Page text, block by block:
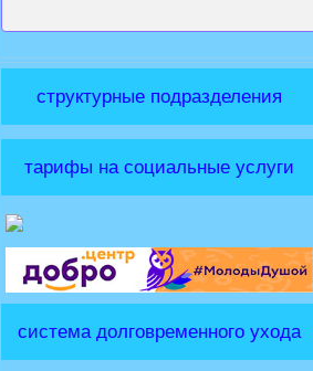
структурные подразделения
тарифы на социальные услуги
система долговременного ухода